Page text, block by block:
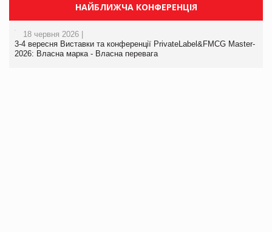
НАЙБЛИЖЧА КОНФЕРЕНЦІЯ
18 червня 2026 |
3-4 вересня Виставки та конференції PrivateLabel&FMCG Master-
2026: Власна марка - Власна перевага